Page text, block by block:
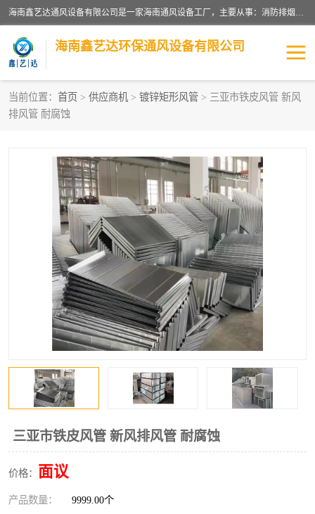
海南鑫艺达通风设备有限公司是一家海南通风设备工厂，主要从事：消防排烟工程、油烟净化工程、厨房排烟工程、酒店厨房设备、新风排风系统、镀锌铁皮管道加工、暖通工程、通风管道安装、消防火阀百叶风口等业务。公司拥有管道及配件一体化工厂生产线，良好的售后服务，良好的设计团队，良好的施工团队、良好管理人员，掌握畅通丰富的信息、市场渠道。
海南鑫艺达环保通风设备有限公司
当前位置： 首页 > 供应商机 > 镀锌矩形风管 > 三亚市铁皮风管 新风
排风管 耐腐蚀
三亚市铁皮风管 新风排风管 耐腐蚀
价格： 面议
产品数量： 9999.00个
海南暖通工程
海南厨房排烟工程 海南酒店厨房设备
海南油烟净化工程 管道配件
风机系列 镁质防火风管
通风设备 通风管道
消防阀门 消防风机
镀锌矩形风管
不锈钢烟罩 防火阀
排烟风机 百叶风口
油烟净化器